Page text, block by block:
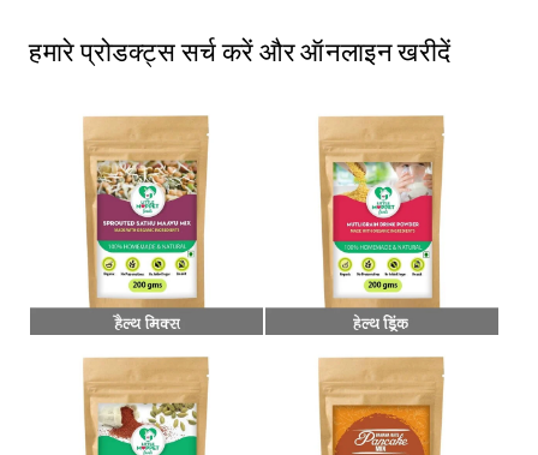
हमारे प्रोडक्ट्स सर्च करें और ऑनलाइन खरीदें